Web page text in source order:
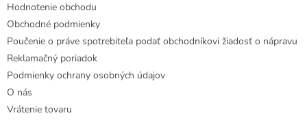
Hodnotenie obchodu
Obchodné podmienky
Poučenie o práve spotrebiteľa podať obchodníkovi žiadosť o nápravu
Reklamačný poriadok
Podmienky ochrany osobných údajov
O nás
Vrátenie tovaru